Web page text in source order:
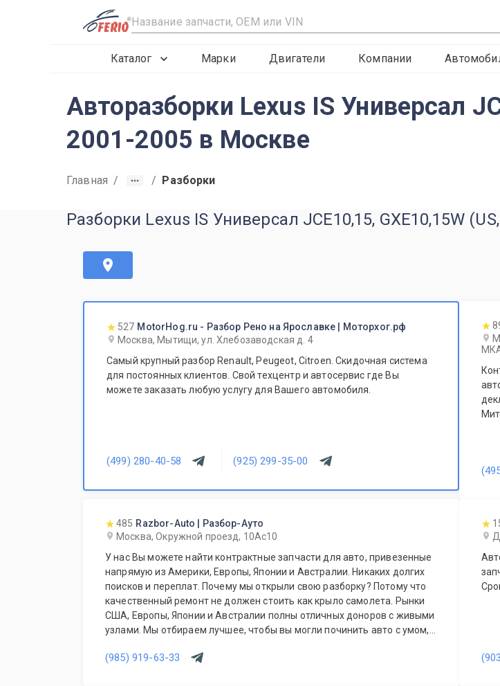
R
Каталог Марки Двигатели Компании
Авторазборки Lexus IS Универсал
2001-2005 в Москве
Главная / / Разборки
Разборки Lexus IS Универсал JCE10,15, GXE10,15W
527 MotorHog.ru - Разбор Рено на Ярославке | Моторхог.рф
Москва, Мытищи, ул. Хлебозаводская д. 4
Самый крупный разбор Renault, Peugeot, Citroen. Скидочная система
для постоянных клиентов. Свой техцентр и автосервис где Вы
можете заказать любую услугу для Вашего автомобиля.
(499) 280-40-58 (925) 299-35-00
485 Razbor-Auto | Разбор-Ауто
Москва, Окружной проезд, 10Ас10
У нас Вы можете найти контрактные запчасти для авто, привезенные
напрямую из Америки, Европы, Японии и Австралии. Никаких долгих
поисков и переплат. Почему мы открыли свою разборку? Потому что
качественный ремонт не должен стоить как крыло самолета. Рынки
США, Европы, Японии и Австралии полны отличных доноров с живыми
узлами. Мы отбираем лучшее, чтобы вы могли починить авто с умом, а
(985) 919-63-33